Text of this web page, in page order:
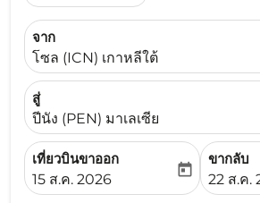
จาก
โซล (ICN) เกาหลีใต้
สู่
ปีนัง (PEN) มาเลเซีย
เที่ยวบินขาออก
fc-booking-departure-date-aria-
15 ส.ค. 2026
today
ขากลับ
fc-
22 ส.ค.